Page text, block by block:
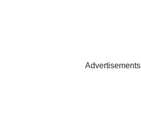
Advertisements